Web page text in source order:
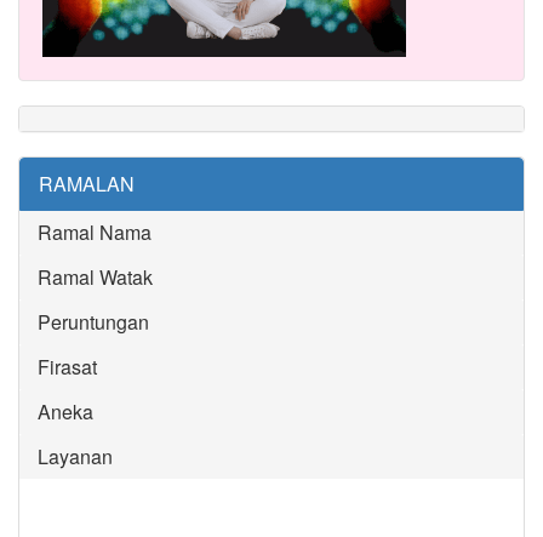
RAMALAN
Ramal Nama
Ramal Watak
Peruntungan
Firasat
Aneka
Layanan